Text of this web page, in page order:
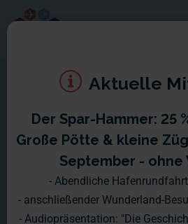
Aktuelle
Der Spar-Hammer: 25
Große Pötte & kleine
September -
- Abendliche
- anschließender Wunderland-
- Audiopräsentation: "Die